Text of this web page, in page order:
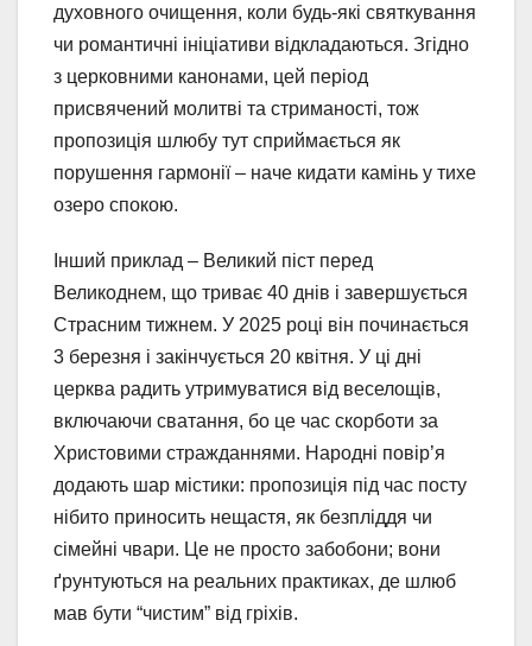
духовного очищення, коли будь-які святкування
чи романтичні ініціативи відкладаються. Згідно
з церковними канонами, цей період
присвячений молитві та стриманості, тож
пропозиція шлюбу тут сприймається як
порушення гармонії – наче кидати камінь у тихе
озеро спокою.
Інший приклад – Великий піст перед
Великоднем, що триває 40 днів і завершується
Страсним тижнем. У 2025 році він починається
3 березня і закінчується 20 квітня. У ці дні
церква радить утримуватися від веселощів,
включаючи сватання, бо це час скорботи за
Христовими стражданнями. Народні повір’я
додають шар містики: пропозиція під час посту
нібито приносить нещастя, як безпліддя чи
сімейні чвари. Це не просто забобони; вони
ґрунтуються на реальних практиках, де шлюб
мав бути “чистим” від гріхів.